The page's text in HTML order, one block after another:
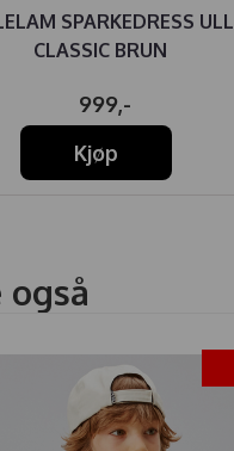
SPARKEDRESS ULL
CLASSIC BRUN
999,-
Kjøp